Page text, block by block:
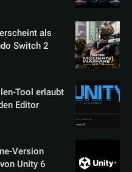
als
Switch 2
Tool erlaubt
Editor
Version
Unity 6